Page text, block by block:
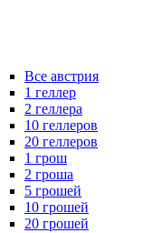
Все австрия
1 геллер
2 геллера
10 геллеров
20 геллеров
1 грош
2 гроша
5 грошей
10 грошей
20 грошей